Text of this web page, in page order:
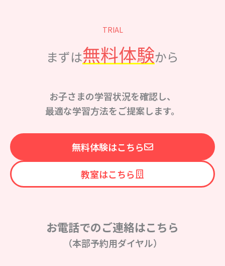
TRIAL
まずは無料体験から
お子さまの学習状況を確認し、
最適な学習方法をご提案します。
無料体験はこちら
教室はこちら
お電話でのご連絡はこちら
（本部予約用ダイヤル）